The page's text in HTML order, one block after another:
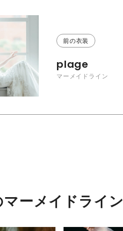
前の衣装
plage
マーメイドライン
マーメイドライン